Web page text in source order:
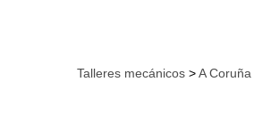
Talleres mecánicos >A Coruña